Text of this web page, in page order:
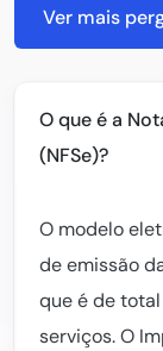
Ver mais
O que é a
(NFSe)?
O modelo
de emissão
que é de
serviços. O